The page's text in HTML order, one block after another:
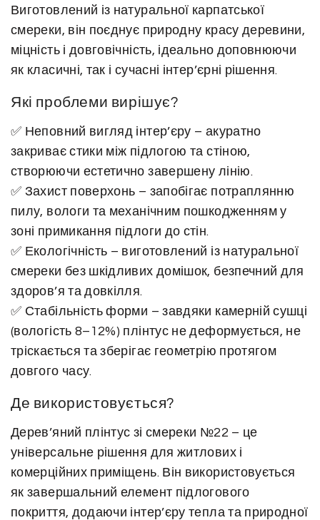
н
и
й
н
с
т
е
л
ю
е
к
а
)
№
2
к
і
л
ь
к
Виготовлений із натуральної карпатської
смереки, він поєднує природну красу деревини,
міцність і довговічність, ідеально доповнюючи
як класичні, так і сучасні інтер’єрні рішення.
Які проблеми вирішує?
✅ Неповний вигляд інтер’єру – акуратно
закриває стики між підлогою та стіною,
створюючи естетично завершену лінію.
✅ Захист поверхонь – запобігає потраплянню
пилу, вологи та механічним пошкодженням у
зоні примикання підлоги до стін.
✅ Екологічність – виготовлений із натуральної
смереки без шкідливих домішок, безпечний для
здоров’я та довкілля.
✅ Стабільність форми – завдяки камерній сушці
(вологість 8–12%) плінтус не деформується, не
тріскається та зберігає геометрію протягом
довгого часу.
Де використовується?
Дерев’яний плінтус зі смереки №22 – це
універсальне рішення для житлових і
комерційних приміщень. Він використовується
як завершальний елемент підлогового
покриття, додаючи інтер’єру тепла та природної